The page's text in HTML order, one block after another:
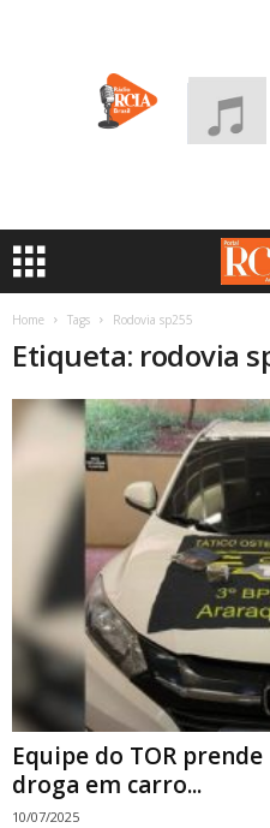
Home Tags Rodovia sp255
Etiqueta: rodovia
Equipe do TOR
droga em carro...
10/07/2025